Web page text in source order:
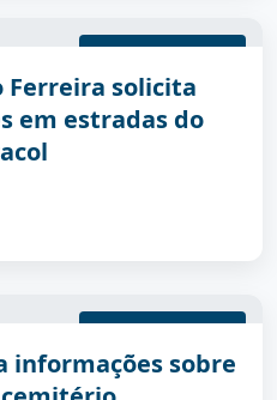
29/04/2026 15:47:00
Ferreira solicita
em estradas do
29/04/2026 15:43:00
informações sobre